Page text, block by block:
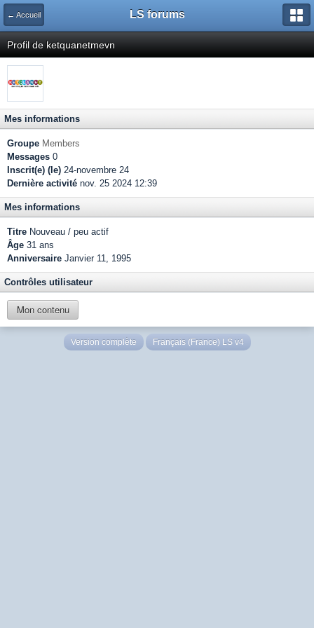
← Accueil LS forums
Profil de ketquanetmevn
Mes informations
Groupe Members
Messages 0
Inscrit(e) (le) 24-novembre 24
Dernière activité nov. 25 2024 12:39
Mes informations
Titre Nouveau / peu actif
Âge 31 ans
Anniversaire Janvier 11, 1995
Contrôles utilisateur
Mon contenu
Version complète Français (France) LS v4